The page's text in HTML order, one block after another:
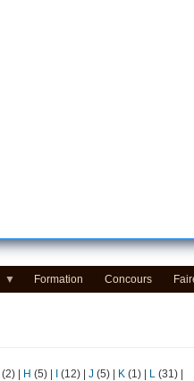
Formation Concours
(2) | H (5) | I (12) | J (5) | K (1) | L (31) |